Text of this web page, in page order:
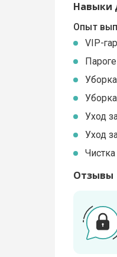
Навыки
Опыт
VIP-
Уход
Уход
Отзывы